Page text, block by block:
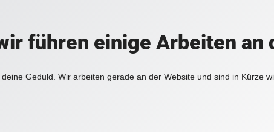
führen einige Arbeiten an
Geduld. Wir arbeiten gerade an der Website und sind in Kürze